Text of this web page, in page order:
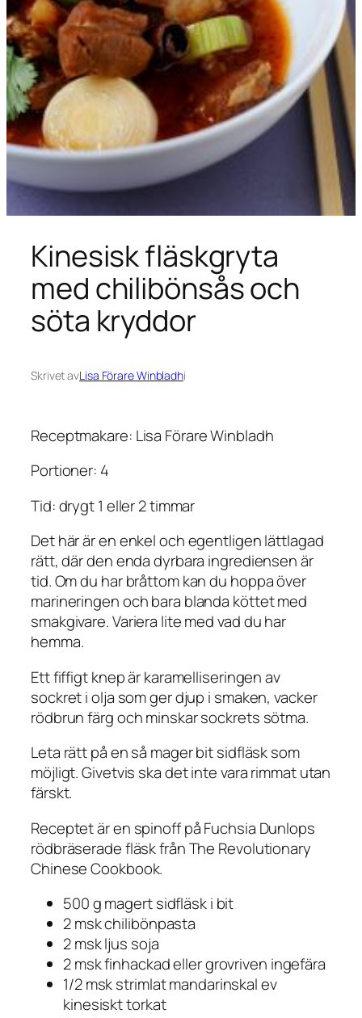
Kinesisk fläskgryta
med chilibönsås och
söta kryddor
Skrivet avLisa Förare Winbladhi
Receptmakare: Lisa Förare Winbladh
Portioner: 4
Tid: drygt 1 eller 2 timmar
Det här är en enkel och egentligen lättlagad
rätt, där den enda dyrbara ingrediensen är
tid. Om du har bråttom kan du hoppa över
marineringen och bara blanda köttet med
smakgivare. Variera lite med vad du har
hemma.
Ett fiffigt knep är karamelliseringen av
sockret i olja som ger djup i smaken, vacker
rödbrun färg och minskar sockrets sötma.
Leta rätt på en så mager bit sidfläsk som
möjligt. Givetvis ska det inte vara rimmat utan
färskt.
Receptet är en spinoff på Fuchsia Dunlops
rödbräserade fläsk från The Revolutionary
Chinese Cookbook.
500 g magert sidfläsk i bit
2 msk chilibönpasta
2 msk ljus soja
2 msk finhackad eller grovriven ingefära
1/2 msk strimlat mandarinskal ev
kinesiskt torkat